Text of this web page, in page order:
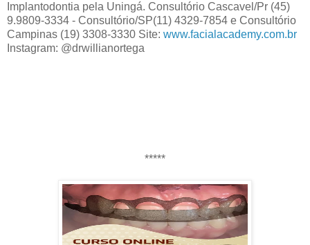
Implantodontia pela Uningá. Consultório Cascavel/Pr (45)
9.9809-3334 - Consultório/SP(11) 4329-7854 e Consultório
Campinas (19) 3308-3330 Site: www.facialacademy.com.br
Instagram: @drwillianortega
*****